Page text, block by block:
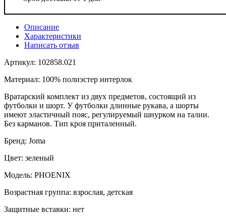
Описание
Характеристики
Написать отзыв
Артикул: 102858.021
Материал: 100% полиэстер интерлок
Вратарский комплект из двух предметов, состоящий из
футболки и шорт. У футболки длинные рукава, а шорты
имеют эластичный пояс, регулируемый шнурком на талии.
Без карманов. Тип кроя приталенный.
Бренд: Joma
Цвет: зеленый
Модель: PHOENIX
Возрастная группа: взрослая, детская
Защитные вставки: нет